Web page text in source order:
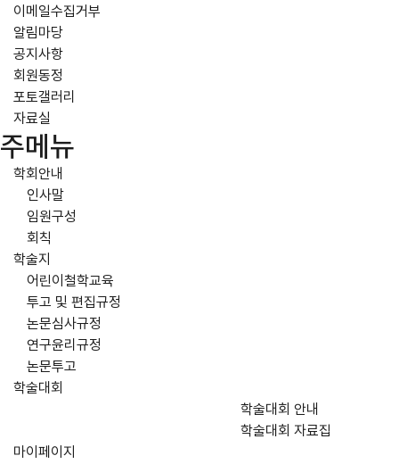
이메일수집거부
알림마당
공지사항
회원동정
포토갤러리
자료실
주메뉴
학회안내
인사말
임원구성
회칙
학술지
어린이철학교육
투고 및 편집규정
논문심사규정
연구윤리규정
논문투고
학술대회
학술대회 안내
학술대회 자료집
마이페이지